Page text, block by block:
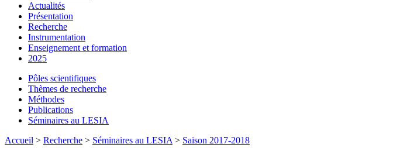
Actualités
Présentation
Recherche
Instrumentation
Enseignement et formation
2025
Pôles scientifiques
Thèmes de recherche
Méthodes
Publications
Séminaires au LESIA
Accueil > Recherche > Séminaires au LESIA > Saison 2017-2018